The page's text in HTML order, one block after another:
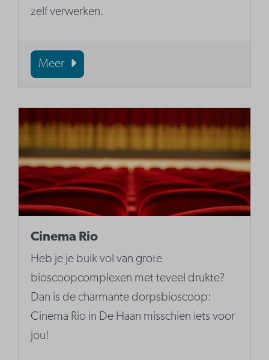
zelf verwerken.
Meer
Cinema Rio
Heb je je buik vol van grote
bioscoopcomplexen met teveel drukte?
Dan is de charmante dorpsbioscoop:
Cinema Rio in De Haan misschien iets voor
jou!